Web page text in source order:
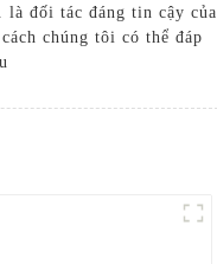
là đối tác đáng tin cậy của
chúng tôi có thể đáp